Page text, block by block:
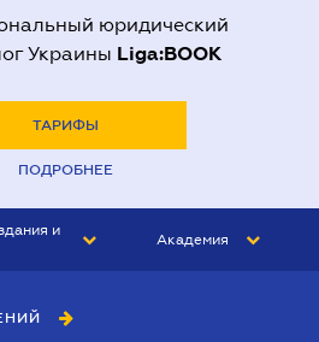
юридический
Украины Liga:BOOK
ТАРИФЫ
ПОДРОБНЕЕ
и
Академия